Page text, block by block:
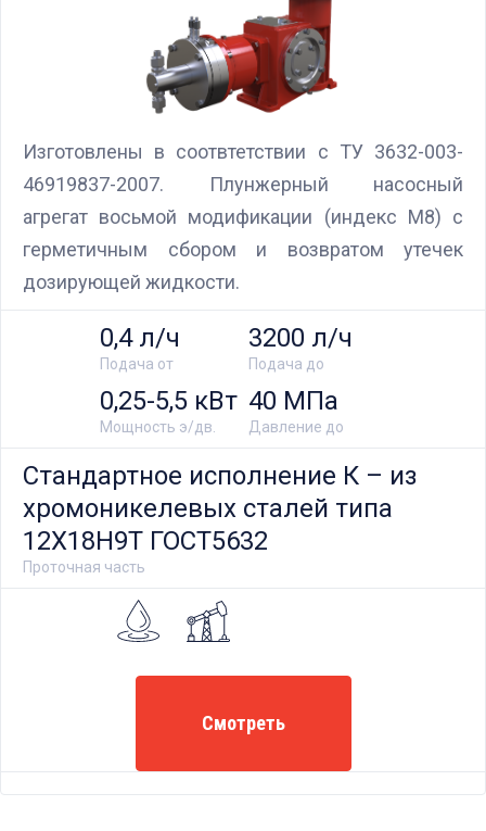
Изготовлены в соотвтетствии с ТУ 3632-003-
46919837-2007. Плунжерный насосный
агрегат восьмой модификации (индекс М8) с
герметичным сбором и возвратом утечек
дозирующей жидкости.
Подача от
0,4 л/ч
Подача до
3200 л/ч
Мощность э/дв.
0,25-5,5 кВт
Давление до
40 МПа
Проточная часть
Стандартное исполнение К – из
хромоникелевых сталей типа
12Х18Н9Т ГОСТ5632
Смотреть